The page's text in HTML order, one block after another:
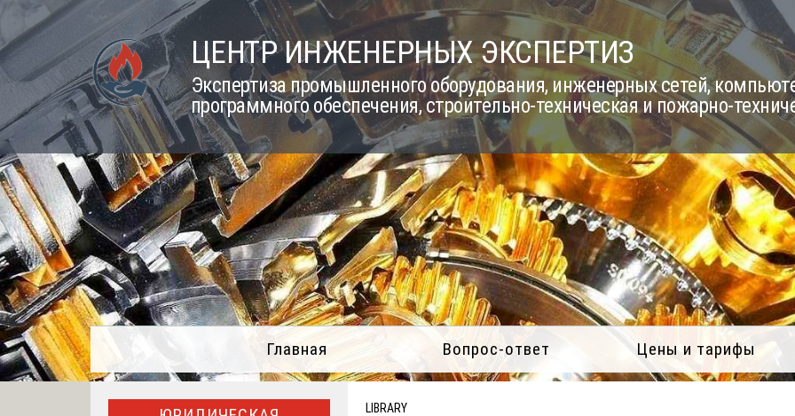
Skip
to
content
ЦЕНТР ИНЖЕНЕРНЫХ ЭКСПЕРТИЗ
Экспертиза промышленного оборудования, инженерных сетей,
программного обеспечения, строительно-техническая и пожарно-
Главная Вопрос-ответ Цены и тарифы
LIBRARY